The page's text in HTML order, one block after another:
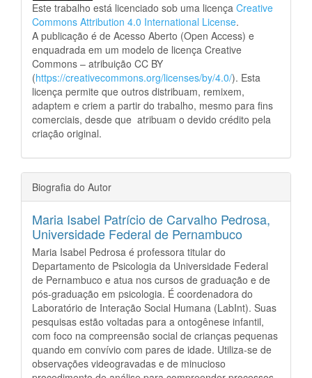
Este trabalho está licenciado sob uma licença Creative
Commons Attribution 4.0 International License.
A publicação é de Acesso Aberto (Open Access) e
enquadrada em um modelo de licença Creative
Commons – atribuição CC BY
(https://creativecommons.org/licenses/by/4.0/). Esta
licença permite que outros distribuam, remixem,
adaptem e criem a partir do trabalho, mesmo para fins
comerciais, desde que atribuam o devido crédito pela
criação original.
Biografia do Autor
Maria Isabel Patrício de Carvalho Pedrosa,
Universidade Federal de Pernambuco
Maria Isabel Pedrosa é professora titular do
Departamento de Psicologia da Universidade Federal
de Pernambuco e atua nos cursos de graduação e de
pós-graduação em psicologia. É coordenadora do
Laboratório de Interação Social Humana (LabInt). Suas
pesquisas estão voltadas para a ontogênese infantil,
com foco na compreensão social de crianças pequenas
quando em convívio com pares de idade. Utiliza-se de
observações videogravadas e de minucioso